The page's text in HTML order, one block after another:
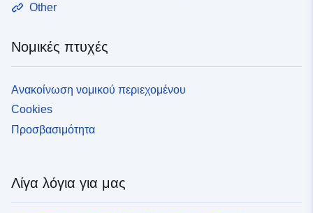
Other
Νομικές πτυχές
Ανακοίνωση νομικού περιεχομένου
Cookies
Προσβασιμότητα
Λίγα λόγια για μας